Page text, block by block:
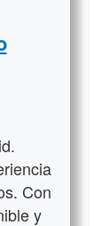
Con
y